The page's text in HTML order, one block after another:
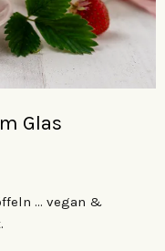
Glas
… vegan &